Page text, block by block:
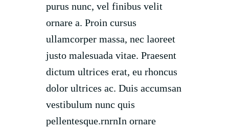
purus nunc, vel finibus velit
ornare a. Proin cursus
ullamcorper massa, nec laoreet
justo malesuada vitae. Praesent
dictum ultrices erat, eu rhoncus
dolor ultrices ac. Duis accumsan
vestibulum nunc quis
pellentesque.rnrnIn ornare